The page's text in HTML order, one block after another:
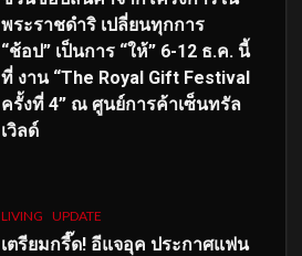
พระราชดำริ เปลี่ยนทุกการ
“ช้อป” เป็นการ “ให้” 6-12 ธ.ค. นี้
ที่ งาน “The Royal Gift Festival
ครั้งที่ 4” ณ ศูนย์การค้าเซ็นทรัล
เวิลด์
LIVING UPDATE
เตรียมกรี๊ด! อีแจอุค ประกาศแฟน